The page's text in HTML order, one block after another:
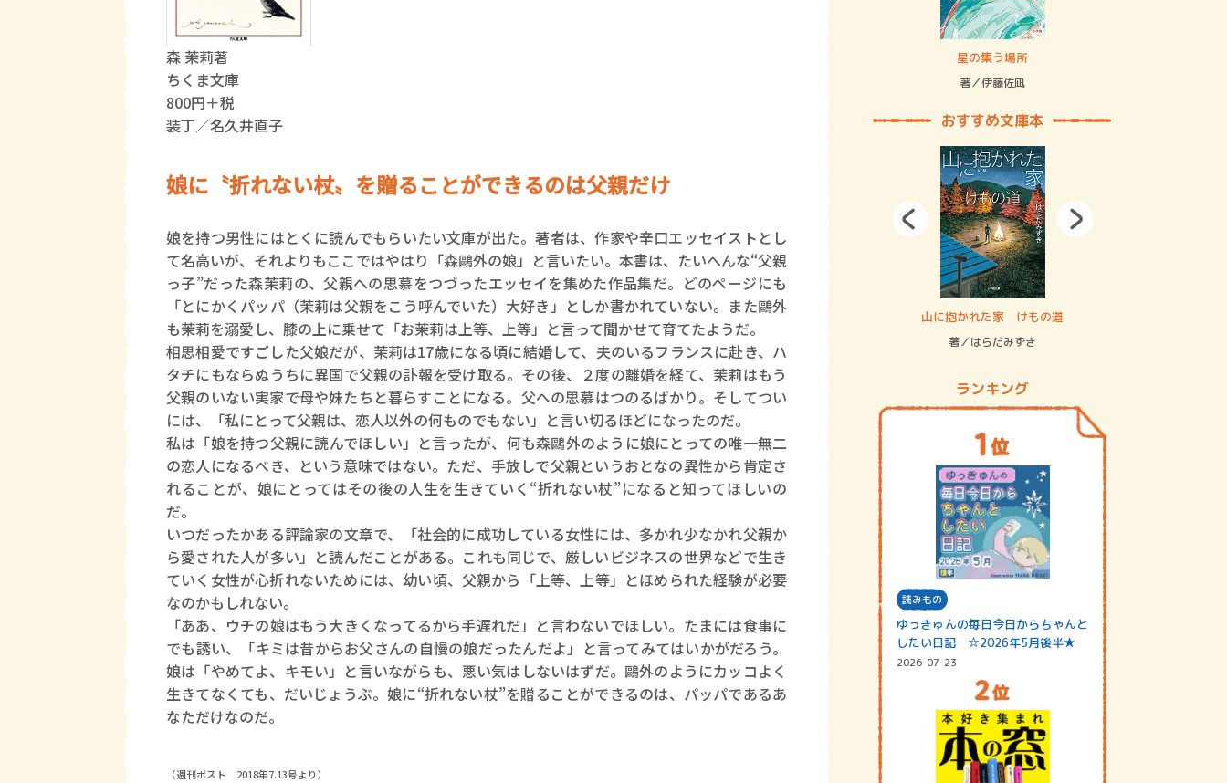
森 茉莉著
ちくま文庫
800円＋税
装丁／名久井直子
娘に〝折れない杖〟を贈ることができるのは父親だけ
娘を持つ男性にはとくに読んでもらいたい文庫が出た。著者は、作家や辛口エッセイストとし
て名高いが、それよりもここではやはり「森鷗外の娘」と言いたい。本書は、たいへんな“父親
っ子”だった森茉莉の、父親への思慕をつづったエッセイを集めた作品集だ。どのページにも
「とにかくパッパ（茉莉は父親をこう呼んでいた）大好き」としか書かれていない。また鷗外
も茉莉を溺愛し、膝の上に乗せて「お茉莉は上等、上等」と言って聞かせて育てたようだ。
相思相愛ですごした父娘だが、茉莉は17歳になる頃に結婚して、夫のいるフランスに赴き、ハ
タチにもならぬうちに異国で父親の訃報を受け取る。その後、２度の離婚を経て、茉莉はもう
父親のいない実家で母や妹たちと暮らすことになる。父への思慕はつのるばかり。そしてつい
には、「私にとって父親は、恋人以外の何ものでもない」と言い切るほどになったのだ。
私は「娘を持つ父親に読んでほしい」と言ったが、何も森鷗外のように娘にとっての唯一無二
の恋人になるべき、という意味ではない。ただ、手放しで父親というおとなの異性から肯定さ
れることが、娘にとってはその後の人生を生きていく“折れない杖”になると知ってほしいの
だ。
いつだったかある評論家の文章で、「社会的に成功している女性には、多かれ少なかれ父親か
ら愛された人が多い」と読んだことがある。これも同じで、厳しいビジネスの世界などで生き
ていく女性が心折れないためには、幼い頃、父親から「上等、上等」とほめられた経験が必要
なのかもしれない。
「ああ、ウチの娘はもう大きくなってるから手遅れだ」と言わないでほしい。たまには食事に
でも誘い、「キミは昔からお父さんの自慢の娘だったんだよ」と言ってみてはいかがだろう。
娘は「やめてよ、キモい」と言いながらも、悪い気はしないはずだ。鷗外のようにカッコよく
生きてなくても、だいじょうぶ。娘に“折れない杖”を贈ることができるのは、パッパであるあ
なただけなのだ。
（週刊ポスト 2018年7.13号より）
星の集う場所
著／伊藤佐凪
おすすめ文庫本
ロボット・イン・ザ・システム
著／デボラ・イン…
山に抱かれた家 けもの道
著／はらだみずき
ランキング
読みもの
ゆっきゅんの毎日今日からちゃんと
したい日記 ☆2026年5月後半★
2026-07-23